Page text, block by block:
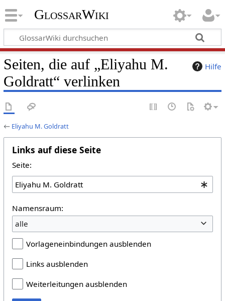
GlossarWiki
Hilfe
Seiten, die auf „Eliyahu M.
Goldratt“ verlinken
← Eliyahu M. Goldratt
Links auf diese Seite
Seite:
Namensraum:
alle
Vorlageneinbindungen ausblenden
Links ausblenden
Weiterleitungen ausblenden